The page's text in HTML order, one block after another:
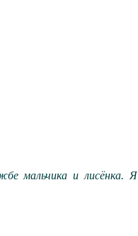
мальчика и лисёнка. Я